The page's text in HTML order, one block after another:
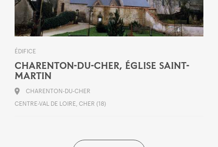
ÉDIFICE
CHARENTON-DU-CHER, ÉGLISE SAINT-
MARTIN
CHARENTON-DU-CHER
CENTRE-VAL DE LOIRE, CHER (18)